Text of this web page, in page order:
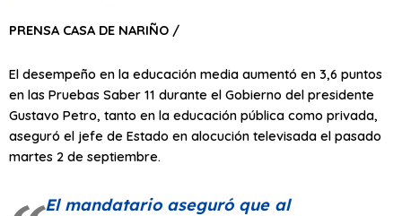
PRENSA CASA DE NARIÑO /
El desempeño en la educación media aumentó en 3,6 puntos
en las Pruebas Saber 11 durante el Gobierno del presidente
Gustavo Petro, tanto en la educación pública como privada,
aseguró el jefe de Estado en alocución televisada el pasado
martes 2 de septiembre.
El mandatario aseguró que al